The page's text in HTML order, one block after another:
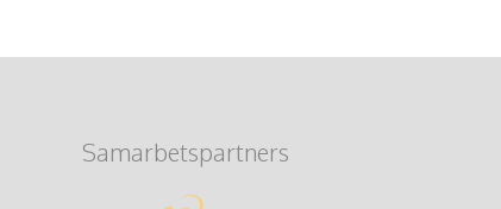
Samarbetspartners